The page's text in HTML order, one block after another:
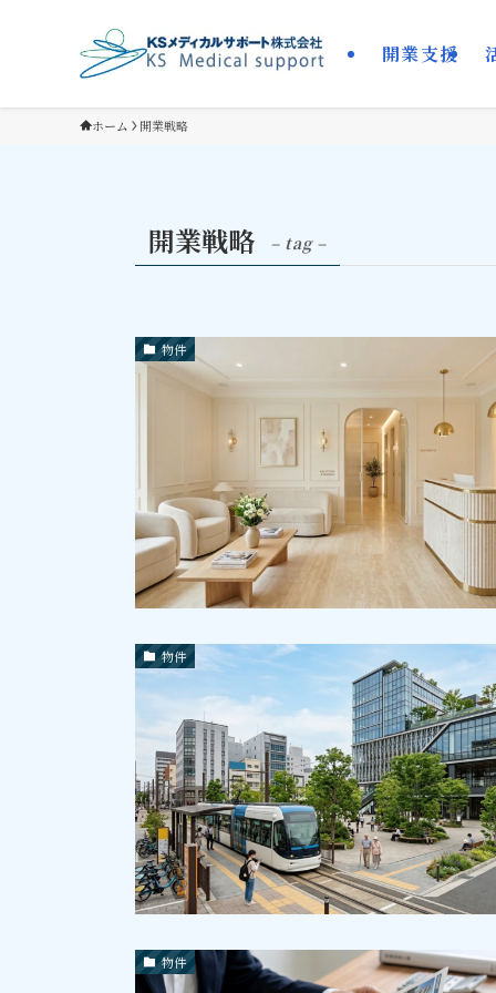
開業支援
ホーム 開業戦略
開業戦略 – tag –
物件
物件
物件